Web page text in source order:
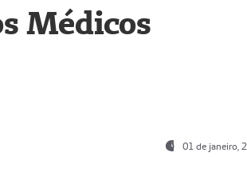
Médicos
01 de janeiro,